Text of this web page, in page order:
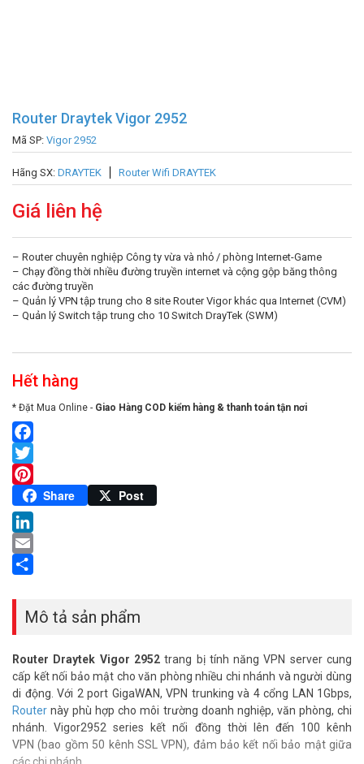
Router Draytek Vigor 2952
Mã SP: Vigor 2952
Hãng SX: DRAYTEK Router Wifi DRAYTEK
Giá liên hệ
– Router chuyên nghiệp Công ty vừa và nhỏ / phòng Internet-Game
– Chạy đồng thời nhiều đường truyền internet và cộng gộp băng thông
các đường truyền
– Quản lý VPN tập trung cho 8 site Router Vigor khác qua Internet (CVM)
– Quản lý Switch tập trung cho 10 Switch DrayTek (SWM)
Hết hàng
* Đặt Mua Online - Giao Hàng COD kiểm hàng & thanh toán tận nơi
Facebook
Twitter
Pinterest
Share Post
LinkedIn
Email
Mô tả sản phẩm
Router Draytek Vigor 2952trang bị tính năng VPN server cung
cấp kết nối bảo mật cho văn phòng nhiều chi nhánh và người dùng
di động. Với 2 port GigaWAN, VPN trunking và 4 cổng LAN 1Gbps,
Router này phù hợp cho môi trường doanh nghiệp, văn phòng, chi
nhánh. Vigor2952 series kết nối đồng thời lên đến 100 kênh
VPN (bao gồm 50 kênh SSL VPN), đảm bảo kết nối bảo mật giữa
các chi nhánh.